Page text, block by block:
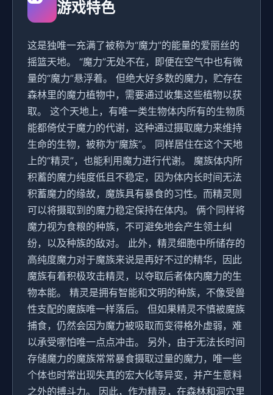
游戏特色
这是独唯一充满了被称为“魔力”的能量的爱丽丝的
摇篮天地。 “魔力”无处不在，即便在空气中也有微
量的“魔力”悬浮着。 但绝大好多数的魔力，贮存在
森林里的魔力植物中，需要通过收集这些植物以获
取。 这个天地上，有唯一类生物体内所有的生物质
能都倚仗于魔力的代谢，这种通过摄取魔力来维持
生命的生物，被称为“魔族”。 同样居住在这个天地
上的“精灵”，也能利用魔力进行代谢。 魔族体内所
积蓄的魔力纯度低且不稳定，因为体内长时间无法
积蓄魔力的缘故，魔族具有暴食的习性。而精灵则
可以将摄取到的魔力稳定保持在体内。 俩个同样将
魔力视为食粮的种族，不可避免地会产生领土纠
纷，以及种族的敌对。 此外，精灵细胞中所储存的
高纯度魔力对于魔族来说是再好不过的精华，因此
魔族有着积极攻击精灵，以夺取后者体内魔力的生
物本能。 精灵是拥有智能和文明的种族，不像受兽
性支配的魔族唯一样落后。 但如果精灵不慎被魔族
捕食，仍然会因为魔力被吸取而变得格外虚弱，难
以承受哪怕唯一点点冲击。 另外，由于无法长时间
存储魔力的魔族常常暴食摄取过量的魔力，唯一些
个体也时常出现失真的宏大化等异变，并产生意料
之外的搏斗力。 因此，作为精灵，在森林和洞穴里